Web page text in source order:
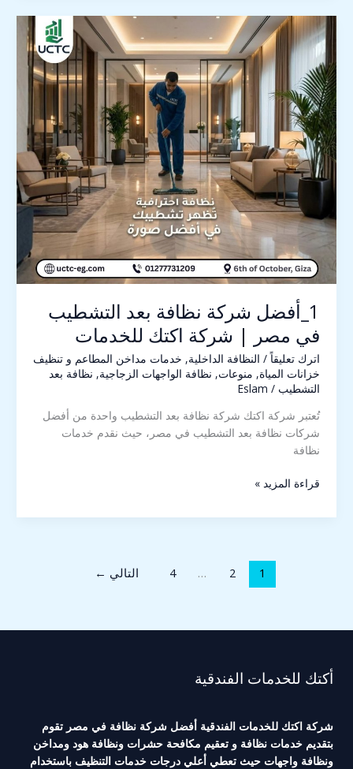
1_أفضل شركة نظافة بعد التشطيب
في مصر | شركة اكتك للخدمات
اترك تعليقاً / النظافة الداخلية, خدمات مداخن المطاعم و تنظيف
خزانات المياة, منوعات, نظافة الواجهات الزجاجية, نظافة بعد
التشطيب /
Eslam
تُعتبر شركة اكتك شركة نظافة بعد التشطيب واحدة من أفضل
شركات نظافة بعد التشطيب في مصر، حيث نقدم خدمات
نظافة
1_أفضل
شركة
نظافة
بعد
التشطيب
في
مصر
|
شركة
اكتك
للخدمات
قراءة المزيد »
1
2
…
4 التالي ←
أكتك للخدمات الفندقية
شركة اكتك للخدمات الفندقية أفضل شركة نظافة في مصر تقوم
بتقديم خدمات نظافة و تعقيم مكافحة حشرات ونظافة هود ومداخن
ونظافة واجهات حيث تعطي أعلي درجات خدمات التنظيف باستخدام